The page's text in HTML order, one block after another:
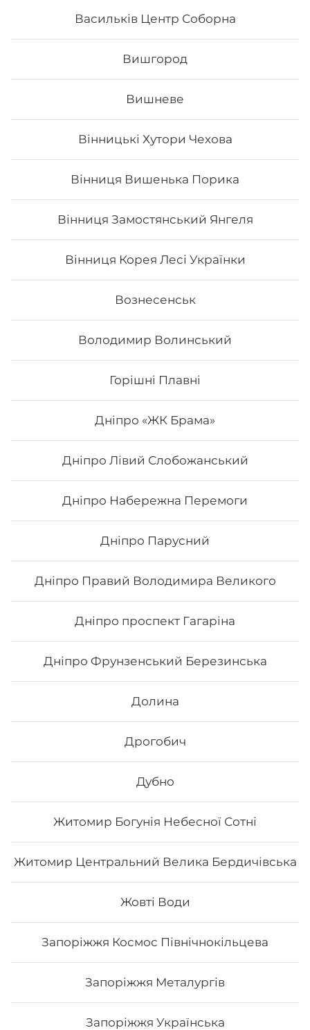
Васильків Центр Соборна
Вишгород
Вишневе
Вінницькі Хутори Чехова
Вінниця Вишенька Порика
Вінниця Замостянський Янгеля
Вінниця Корея Лесі Українки
Вознесенськ
Володимир Волинський
Горішні Плавні
Дніпро «ЖК Брама»
Дніпро Лівий Слобожанський
Дніпро Набережна Перемоги
Дніпро Парусний
Дніпро Правий Володимира Великого
Дніпро проспект Гагаріна
Дніпро Фрунзенський Березинська
Долина
Дрогобич
Дубно
Житомир Богунія Небесної Сотні
Житомир Центральний Велика Бердичівська
Жовті Води
Запоріжжя Космос Північнокільцева
Запоріжжя Металургів
Запоріжжя Українська
Макі з огірком
Вага: 115 г Склад: норі, рис, огірок, кунжут
₴
Макі з авокадо
Вага: 115 г Склад: норі, рис, авокадо
65
Макі з тунцем
Вага: 123 г Склад: норі, рис, тунець